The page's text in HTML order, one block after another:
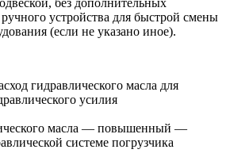
устройства для быстрой смены
(если не указано иное).
гидравлического масла для
усилия
масла — повышенный —
системе погрузчика